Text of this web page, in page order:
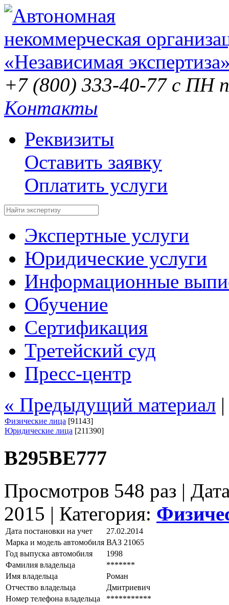
+7 (800) 333-40-77 с ПН
Контакты
Реквизиты
Оставить заявку
Оплатить услуги
Экспертные услуги
Юридические услуги
Информационные
Обучение
Сертификация
Третейский суд
Пресс-центр
« Предыдущий материал
Физические лица [91143]
Юридические лица [211390]
В295ВЕ777
Просмотров 548 раз |
2015 | Категория:
Дата постановки на учет
27.02.2014
Марка и модель автомобиля ВАЗ 21065
Год выпуска автомобиля
1998
Фамилия владельца
*******
Имя владельца
Роман
Отчество владельца
Дмитриевич
Номер телефона владельца
***********